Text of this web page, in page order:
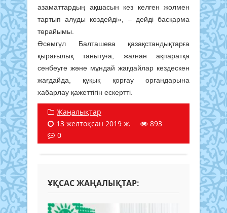
азаматтардың ақшасын кез келген жолмен
тартып алуды көздейді», – дейді басқарма
төрайымы.
Әсемгүл Балташева қазақстандықтарға
қырағылық танытуға, жалған ақпаратқа
сенбеуге және мұндай жағдайлар кездескен
жағдайда, құқық қорғау органдарына
хабарлау қажеттігін ескертті.
Жаңалықтар
13 желтоқсан 2019 ж.
893
0
ҰҚСАС ЖАҢАЛЫҚТАР: